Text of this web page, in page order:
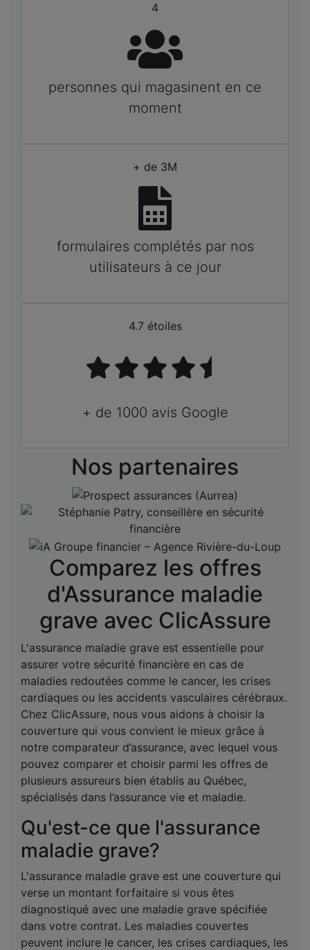
4
personnes qui magasinent en ce
moment
+ de 3M
formulaires complétés par nos
utilisateurs à ce jour
4.7 étoiles
+ de 1000 avis Google
Nos partenaires
Comparez les offres
d'Assurance maladie
grave avec ClicAssure
L'assurance maladie grave est essentielle pour
assurer votre sécurité financière en cas de
maladies redoutées comme le cancer, les crises
cardiaques ou les accidents vasculaires cérébraux.
Chez ClicAssure, nous vous aidons à choisir la
couverture qui vous convient le mieux grâce à
notre comparateur d’assurance, avec lequel vous
pouvez comparer et choisir parmi les offres de
plusieurs assureurs bien établis au Québec,
spécialisés dans l’assurance vie et maladie.
Qu'est-ce que l'assurance
maladie grave?
L'assurance maladie grave est une couverture qui
verse un montant forfaitaire si vous êtes
diagnostiqué avec une maladie grave spécifiée
dans votre contrat. Les maladies couvertes
peuvent inclure le cancer, les crises cardiaques, les